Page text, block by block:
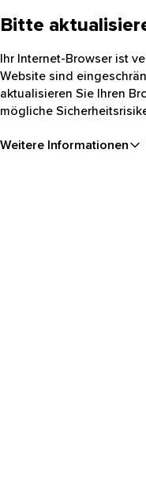
Bitte
Ihr Internet-Browser ist
Website sind
aktualisieren Sie Ihren
mögliche
Weitere Informationen